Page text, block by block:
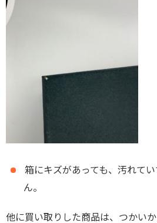
箱にキズがあっても、汚れて
ん。
他に買い取りした商品は、つかい